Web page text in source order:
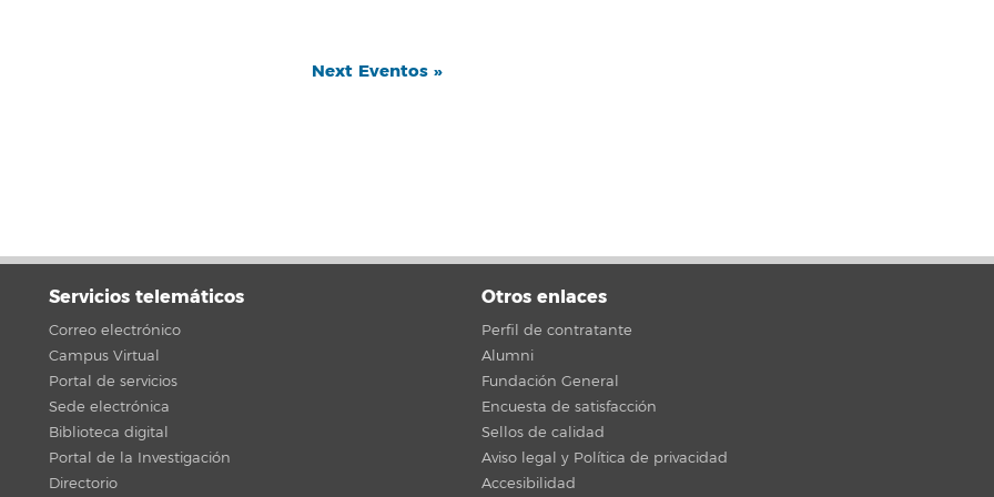
Next Eventos »
Servicios telemáticos
Correo electrónico
Campus Virtual
Portal de servicios
Sede electrónica
Biblioteca digital
Portal de la Investigación
Directorio
Otros enlaces
Perfil de contratante
Alumni
Fundación General
Encuesta de satisfacción
Sellos de calidad
Aviso legal y Política de privacidad
Accesibilidad